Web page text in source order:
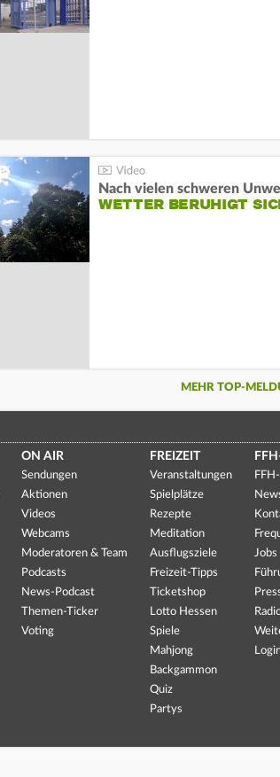
Nach vielen schweren
WETTER BERUHIGT
MEHR TOP-
ON AIR
Sendungen
Aktionen
Videos
Webcams
Moderatoren & Team
Podcasts
News-Podcast
Themen-Ticker
Voting
FREIZEIT
Veranstaltungen
Spielplätze
Rezepte
Meditation
Ausflugsziele
Freizeit-Tipps
Ticketshop
Lotto Hessen
Spiele
Mahjong
Backgammon
Quiz
Partys
Jobs